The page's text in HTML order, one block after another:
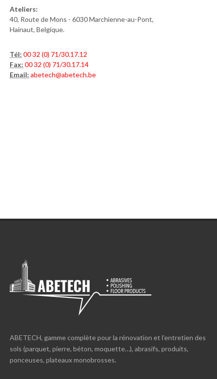
Ateliers:
40, Route de Mons - 6030 Marchienne-au-Pont,
Hainaut, Belgique.
Tél: 00 32 (0) 71/30.17.12
Fax: 00 32 (0) 71/30.17.14
Email: abetech@abetech.be
ABETECH, gamme complète pour la rénovation et l’entretien des
sols (parquet, pierre, béton, moquette…), abrasifs, produits,
ponceuses, plateaux monobrosses.